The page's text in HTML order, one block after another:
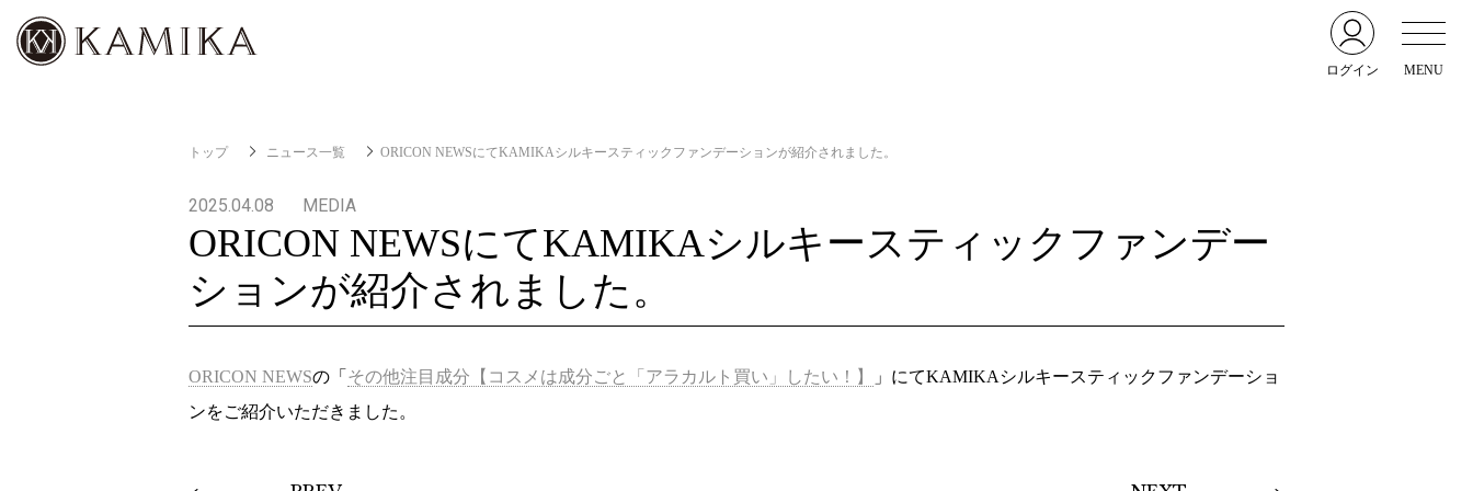
ログイン MENU
トップ ニュース一覧 ORICON NEWSにてKAMIKAシルキースティックファンデーションが紹介されました。
2025.04.08 MEDIA
ORICON NEWSにてKAMIKAシルキースティックファンデー
ションが紹介されました。
ORICON NEWSの「 その他注目成分【コスメは成分ごと「アラカルト買い」したい！】
」にてKAMIKAシルキースティックファンデーショ
ンをご紹介いただきました。